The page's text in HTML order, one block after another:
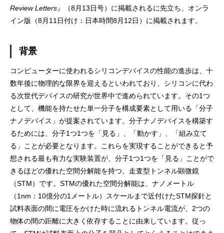
Review Letters』（8月13日号）に掲載されるに先立ち、オンラ
イン版（8月11日付け：日本時間8月12日）に掲載されます。
背景
コンピューターに使われるシリコンデバイスの性能の進歩は、十
数年後に物理的な限界を迎えるといわれており、シリコンに代わ
る次世代デバイスの研究が世界中で進められています。その1つ
として、機能を持たせた単一分子を構成要素として用いる「分子
ナノデバイス」が提案されています。分子ナノデバイスを構築す
るためには、分子1つ1つを「見る」、「動かす」、「組み立て
る」ことが必要となります。これらを実現することができると予
想される最も有力な実験装置が、分子1つ1つを「見る」ことがで
きるほどの優れた空間分解能を持つ、走査型トンネル顕微鏡
（STM）です。STMの優れた空間分解能は、ナノメートル
（1nm：10億分の1メートル）スケールまで近付けたSTM探針と
試料表面の間に電圧をかけた時に流れるトンネル電流が、2つの
物体の間の距離に大きく依存することに由来しています。従っ